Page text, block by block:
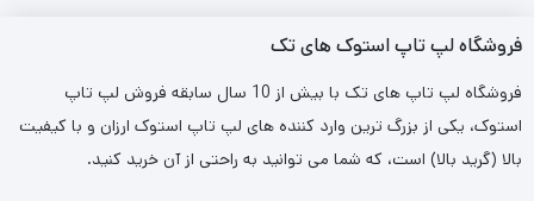
فروشگاه لپ تاپ استوک های تک
فروشگاه لپ تاپ های تک با بیش از 10 سال سابقه فروش لپ تاپ
استوک، یکی از بزرگ ترین وارد کننده های لپ تاپ استوک ارزان و با کیفیت
بالا (گرید بالا) است، که شما می توانید به راحتی از آن خرید کنید.